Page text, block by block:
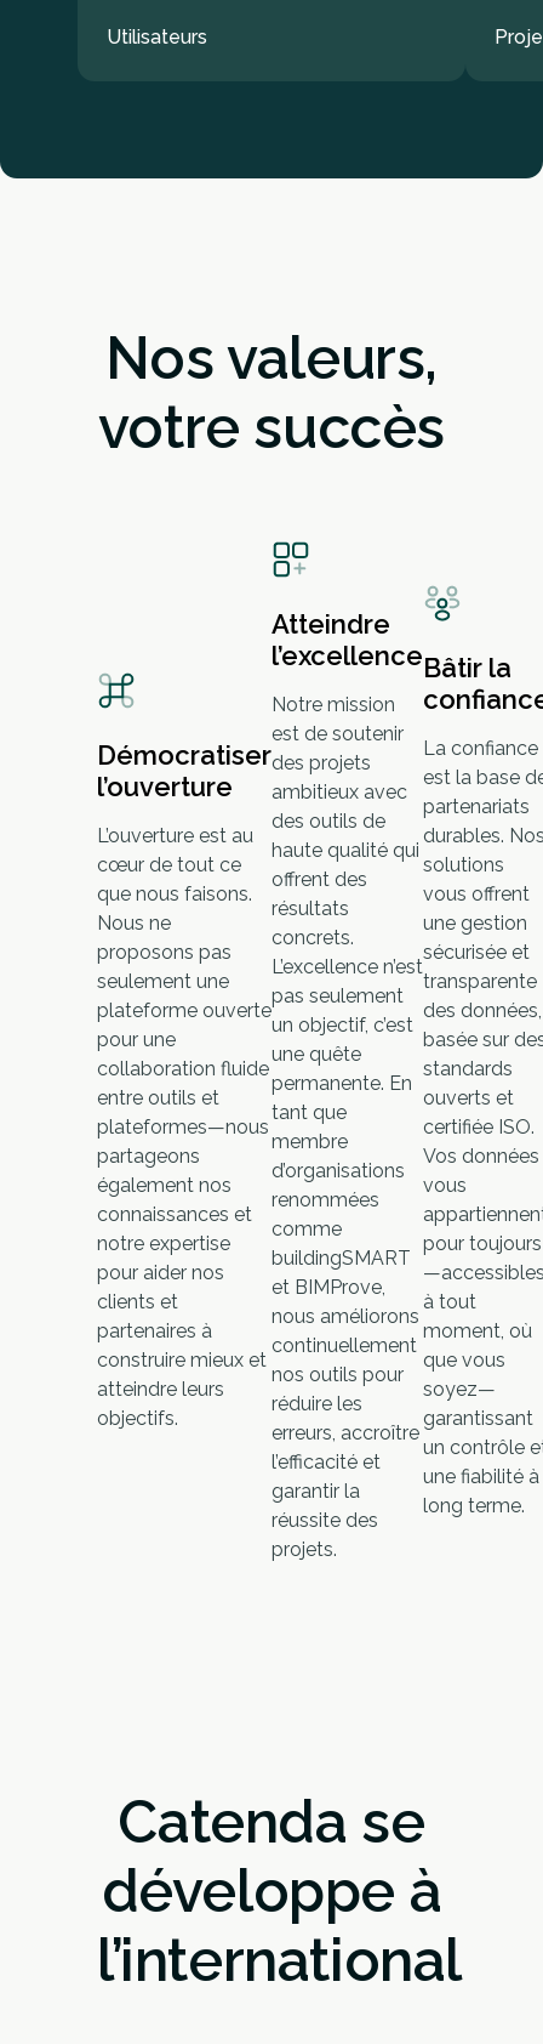
Utilisateurs
Nos valeurs,
votre succès
Démocratiser
l’ouverture
L’ouverture est au
cœur de tout ce
que nous faisons.
Nous ne
proposons pas
seulement une
plateforme ouverte
pour une
collaboration fluide
entre outils et
plateformes—nous
partageons
également nos
connaissances et
notre expertise
pour aider nos
clients et
partenaires à
construire mieux et
atteindre leurs
objectifs.
Atteindre
l’excellence
Notre mission
est de soutenir
des projets
ambitieux avec
des outils de
haute qualité qui
offrent des
résultats
concrets.
L’excellence n’est
pas seulement
un objectif, c’est
une quête
permanente. En
tant que
membre
d’organisations
renommées
comme
buildingSMART
et BIMProve,
nous améliorons
continuellement
nos outils pour
réduire les
erreurs, accroître
l’efficacité et
garantir la
réussite des
projets.
Bâtir la
La confiance
est la base
partenariats
durables.
solutions
vous offrent
une gestion
sécurisée et
transparente
des données,
basée sur
standards
ouverts et
certifiée ISO.
Vos données
vous
pour toujours
à tout
moment, où
que vous
soyez—
garantissant
un contrôle
une fiabilité à
long terme.
Catenda se
développe à
l’international